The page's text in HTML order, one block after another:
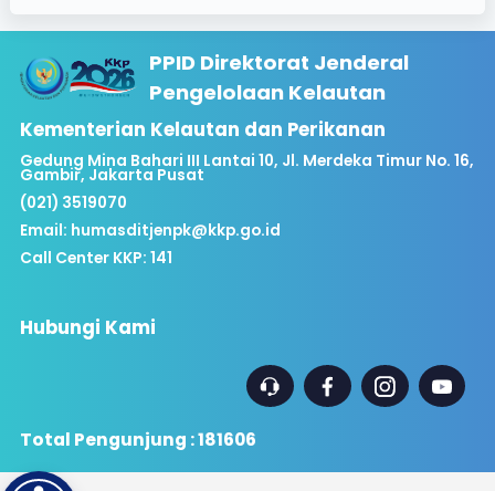
PPID Direktorat Jenderal
Pengelolaan Kelautan
Kementerian Kelautan dan Perikanan
Gedung Mina Bahari III Lantai 10, Jl. Merdeka Timur No. 16,
Gambir, Jakarta Pusat
(021) 3519070
Email: humasditjenpk@kkp.go.id
Call Center KKP: 141
Hubungi Kami
Total Pengunjung : 181606